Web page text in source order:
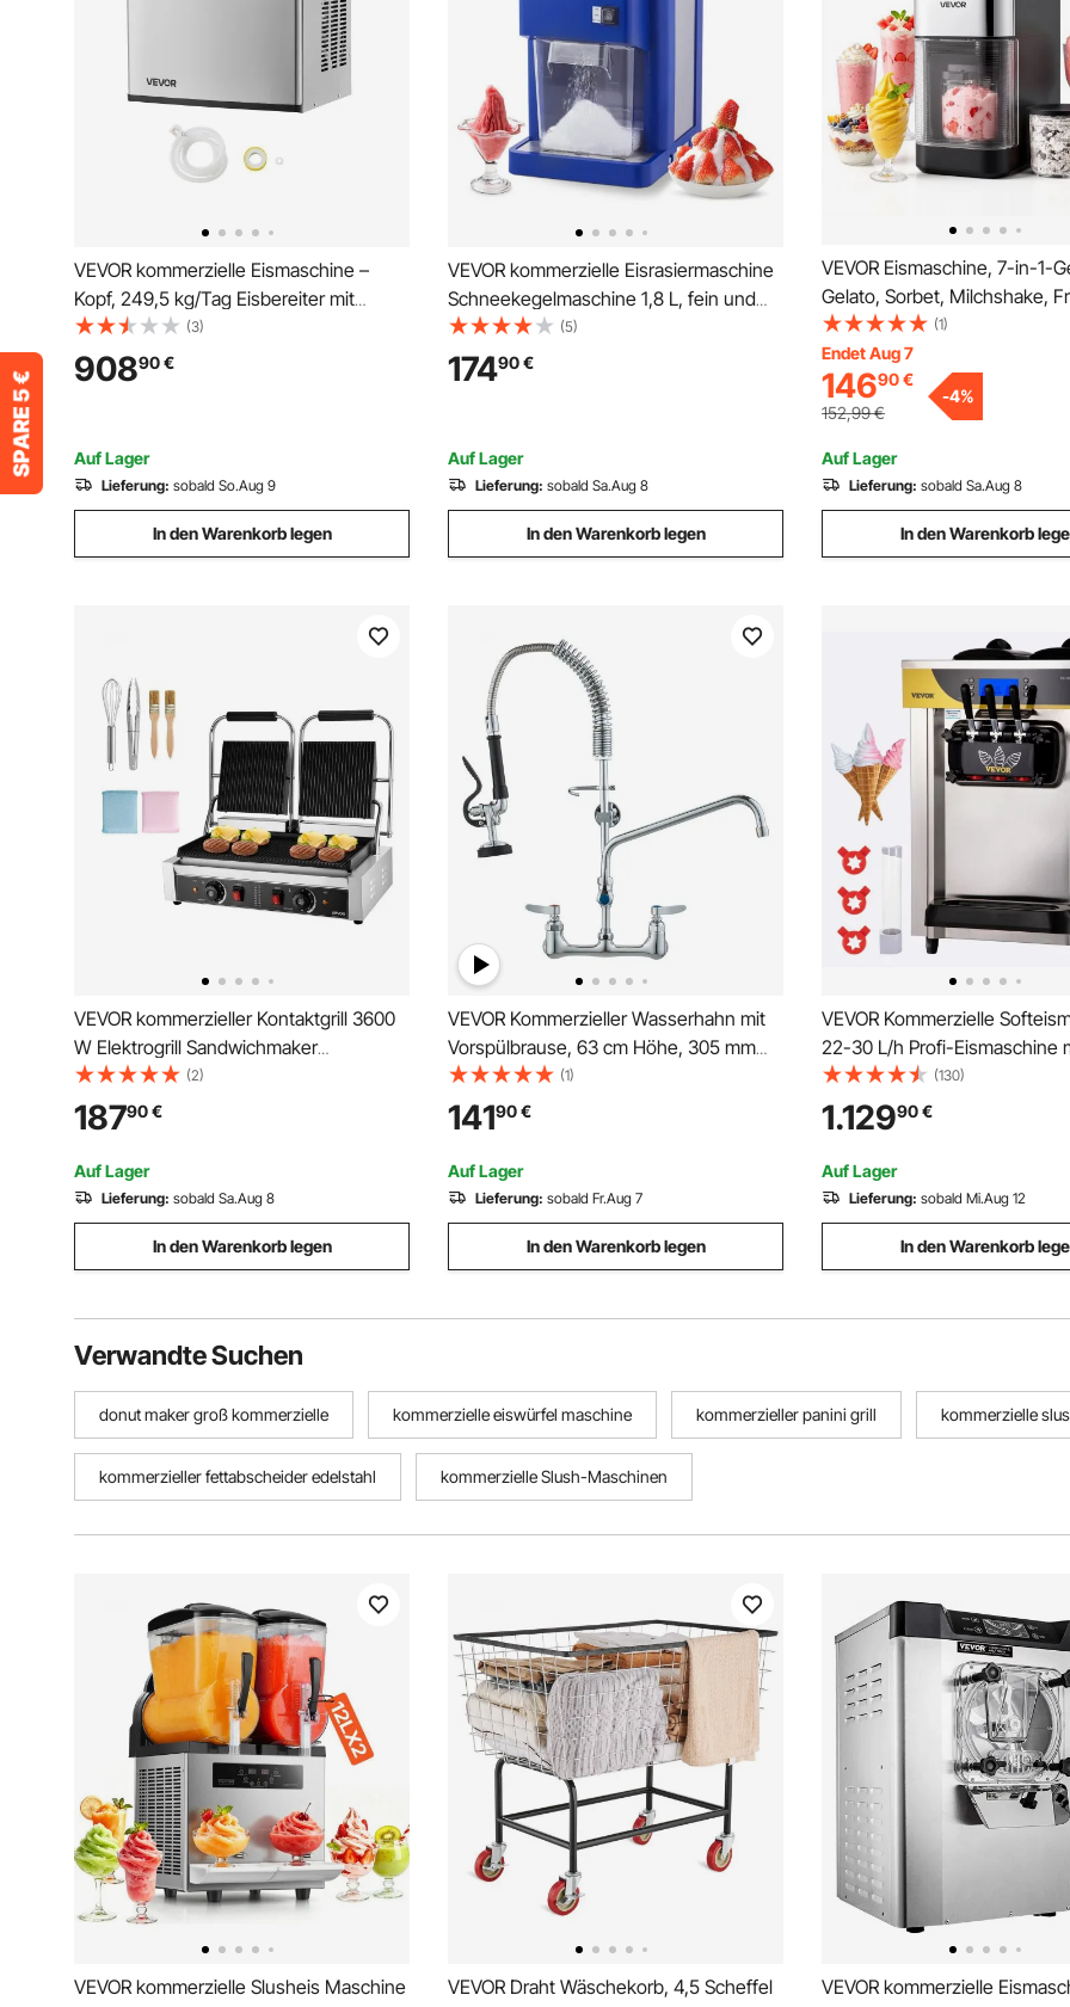
VEVOR kommerzielle Eismaschine –
Kopf, 249,5 kg/Tag Eisbereiter mit
Selbstreinigung, zeitgesteuerter
Eisherstellung, einstellbarer Dicke, für
Restaurants Bars Cafés und Hotels –
(3)
90890€
Auf Lager
Lieferung: sobald So.Aug 9
In den Warenkorb legen
VEVOR kommerzielle Eisrasiermaschine
Schneekegelmaschine 1,8 L, fein und
fluffig mit 300-W-Motor &
Edelstahlklingen, gewerblicher
Eiscrusher für Dessertladen
(5)
17490€
Auf Lager
Lieferung: sobald Sa.Aug 8
In den Warenkorb legen
VEVOR Eismaschine, 7-in-1-
Gelato, Sorbet, Milchshake,
Yogurt & Light-Eiscreme,
Hausgemachte Eismaschine
Knopf-Funktion zum
Nachdrehen, Glatte Cremige
(1)
Endet Aug 7
14690€
152,99€
-4%
Auf Lager
Lieferung: sobald Sa.Aug 8
In den Warenkorb
VEVOR kommerzieller Kontaktgrill 3600
W Elektrogrill Sandwichmaker
(Doppelbackplatten) Panini Presse aus
Edelstahl mit Temperaturregelung, 48 x
23 cm gerillte Emailleplatte für
Hamburger Steak Speck
(2)
18790€
Auf Lager
Lieferung: sobald Sa.Aug 8
In den Warenkorb legen
VEVOR Kommerzieller Wasserhahn mit
Vorspülbrause, 63 cm Höhe, 305 mm
Schwenkauslauf, Wandmontage
Küchenspülenhahn,
Messingkonstruktion mit Ausziehbarer
Brause, für 1/2/3-Fach-Spüle
(1)
14190€
Auf Lager
Lieferung: sobald Fr.Aug 7
In den Warenkorb legen
VEVOR Kommerzielle
22-30 L/h Profi-Eismaschine
Display, 3
Desktop-Design für
Gewerbe
(130)
1.12990€
Auf Lager
Lieferung: sobald Mi.Aug 12
In den Warenkorb
Verwandte Suchen
donut maker groß kommerzielle kommerzielle eiswürfel maschine kommerzieller panini grill kommerzielle
kommerzieller fettabscheider edelstahl kommerzielle Slush-Maschinen
VEVOR kommerzielle Slusheis Maschine
VEVOR Draht Wäschekorb, 4,5 Scheffel
VEVOR kommerzielle